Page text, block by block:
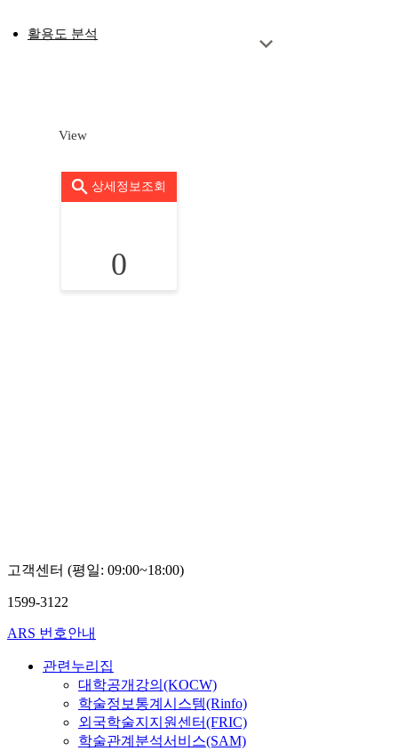
활용도 분석
View
상세정보조회
0
고객센터 (평일: 09:00~18:00)
1599-3122
ARS 번호안내
관련누리집
대학공개강의(KOCW)
학술정보통계시스템(Rinfo)
외국학술지지원센터(FRIC)
학술관계분석서비스(SAM)